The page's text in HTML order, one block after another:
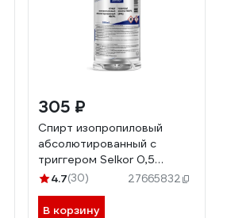
305 ₽
Спирт изопропиловый
абсолютированный с
триггером Selkor 0,5
л36900
4.7(30) 27665832
В корзину